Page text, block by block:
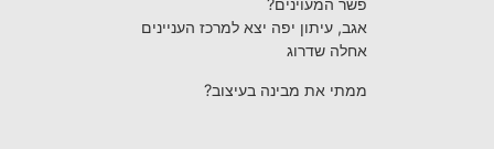
פשר המעוינים?
אגב, עיתון יפה יצא למרכז העניינים
אחלה שדרוג
ממתי את מבינה בעיצוב?